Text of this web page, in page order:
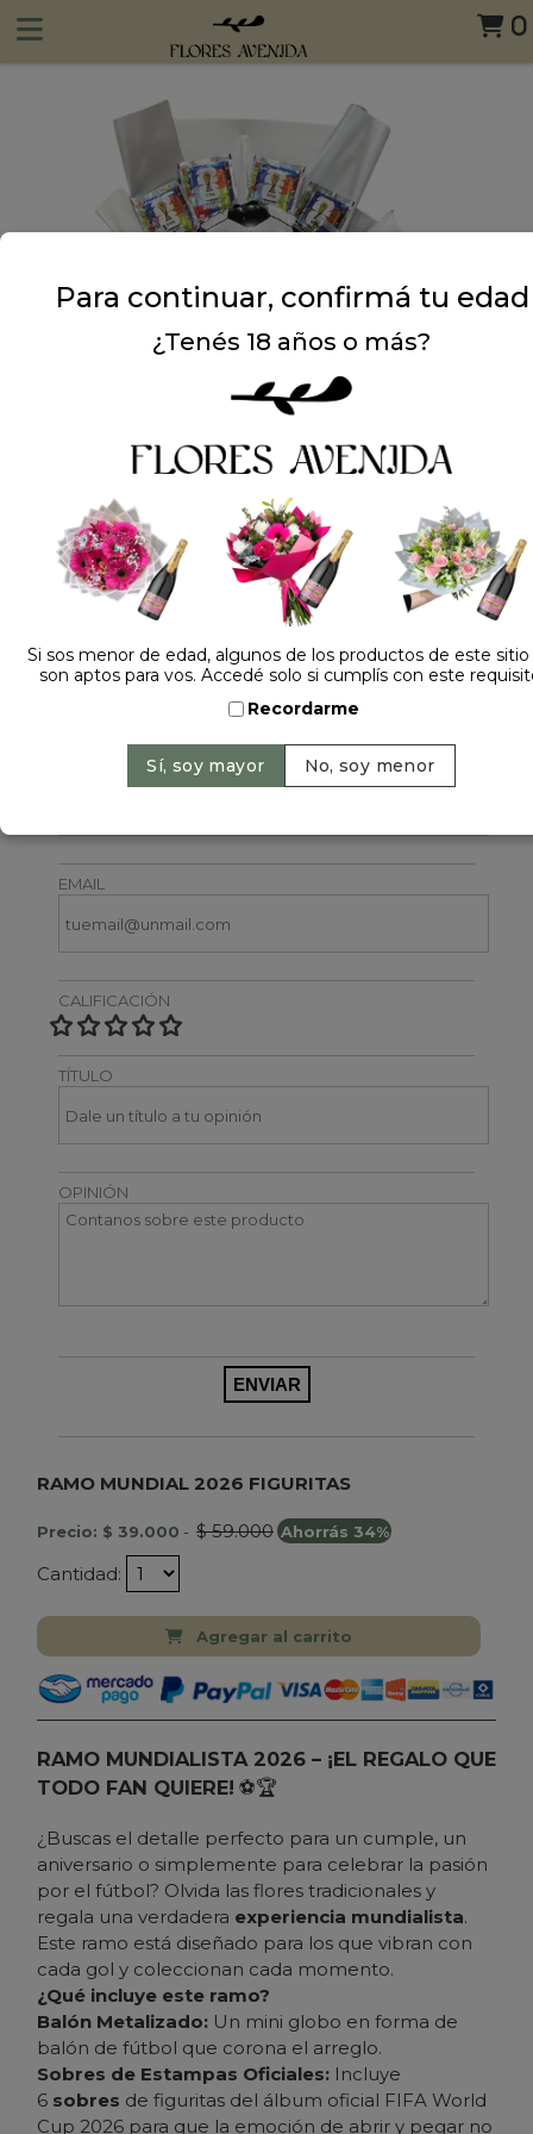
0
Dejá tu opinión
EMAIL
CALIFICACIÓN
TÍTULO
OPINIÓN
RAMO MUNDIAL 2026 FIGURITAS
Precio: $ 39.000 - $ 59.000 Ahorrás 34%
Cantidad:
Agregar al carrito
RAMO MUNDIALISTA 2026 – ¡EL REGALO QUE
TODO FAN QUIERE! ⚽🏆
¿Buscas el detalle perfecto para un cumple, un
aniversario o simplemente para celebrar la pasión
por el fútbol? Olvida las flores tradicionales y
regala una verdadera experiencia mundialista.
Este ramo está diseñado para los que vibran con
cada gol y coleccionan cada momento.
¿Qué incluye este ramo?
Balón Metalizado: Un mini globo en forma de
balón de fútbol que corona el arreglo.
Sobres de Estampas Oficiales: Incluye
6 sobres de figuritas del álbum oficial FIFA World
Cup 2026 para que la emoción de abrir y pegar no
Para continuar, confirmá tu edad
¿Tenés 18 años o más?
Si sos menor de edad, algunos de los productos de este
son aptos para vos. Accedé solo si cumplís con este
Recordarme